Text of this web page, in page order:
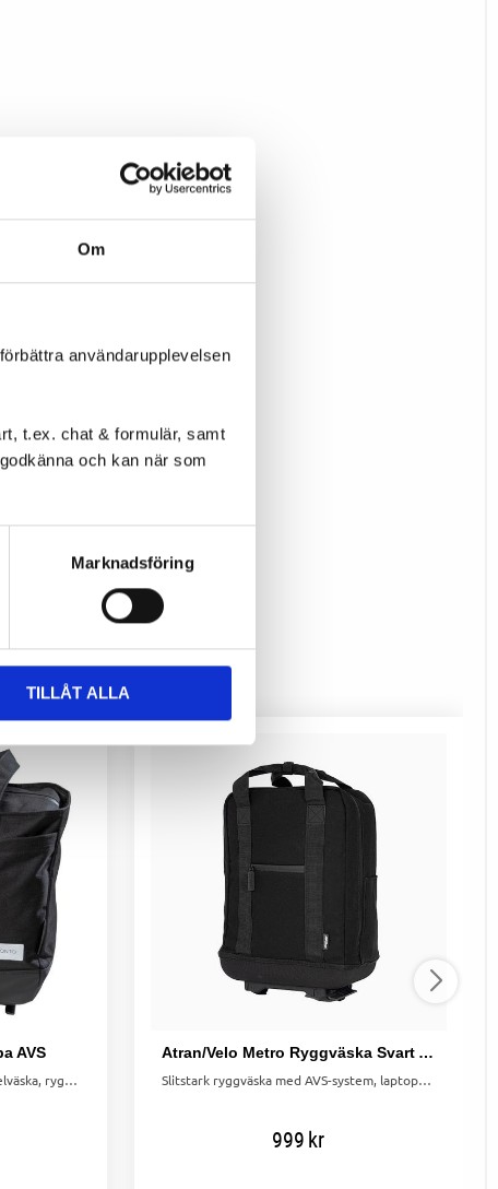
Om
användarupplevelsen
t.ex. chat & formulär, samt
och kan när som
Marknadsföring
TILLÅT ALLA
AVS
Sherpa AVS shoppingväska – cykelväska, ryggsäck och handväska i ett. Med AVS klicksystem, reflekterande detaljer och inbyggt regnskydd.
Atran/Velo Metro Ryggväska Svart AVS
Slitstark ryggväska med AVS-system, laptopfack och vattenavvisande material – enkel att växla mellan cykel och vardag.
999kr